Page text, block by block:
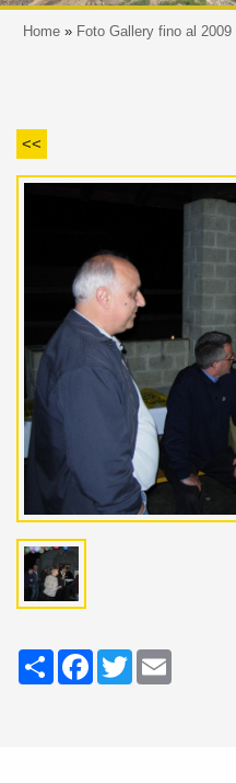
Home » Foto Gallery fino al 2009
<<
Share Facebook
Twitter